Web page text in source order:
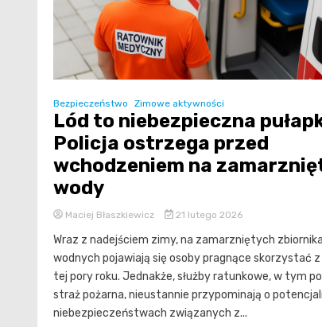
Bezpieczeństwo Zimowe aktywności
Lód to niebezpieczna
Policja ostrzega przed
wchodzeniem na
wody
Maciej Błaszkiewicz 21 lutego 2026
Wraz z nadejściem zimy, na zamarzniętych
wodnych pojawiają się osoby pragnące skorzystać
tej pory roku. Jednakże, służby ratunkowe, w tym
straż pożarna, nieustannie przypominają o
niebezpieczeństwach związanych z...